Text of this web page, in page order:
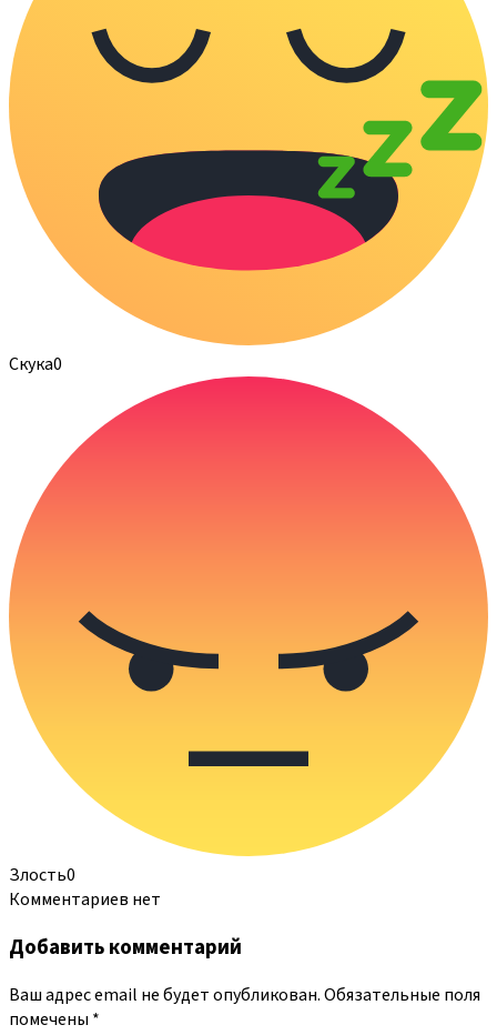
Скука0
Злость0
Комментариев нет
Добавить комментарий
Ваш адрес email не будет опубликован.Обязательные поля
помечены *